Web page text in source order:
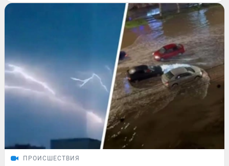
ПРОИСШЕСТВИЯ